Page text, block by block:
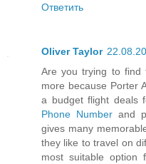
Ответить
Oliver Taylor
Are you trying to find
more because Porter
a budget flight deals
Phone Number and
gives many
they like to travel on
most suitable option